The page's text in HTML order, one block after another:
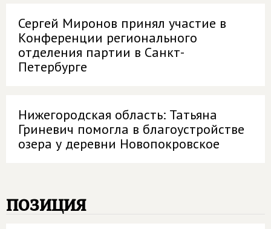
Сергей Миронов принял участие в
Конференции регионального
отделения партии в Санкт-
Петербурге
Нижегородская область: Татьяна
Гриневич помогла в благоустройстве
озера у деревни Новопокровское
позиция